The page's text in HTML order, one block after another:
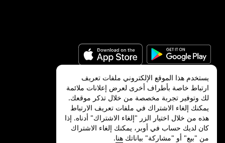
©
2026شركة Uber Technologies, Inc.‎
يستخدم هذا الموقع الإلكتروني ملفات تعريف
ارتباط خاصة بأطراف أخرى لعرض إعلانات ملائمة
لك وتوفير تجربة مخصصة من خلال تذكر موقعك.
يمكنك إلغاء الاشتراك في ملفات تعريف الارتباط
هذه من خلال اختيار الزر "إلغاء الاشتراك" أدناه. إذا
كان لديك حساب في أوبر، يمكنك إلغاء الاشتراك
من "بيع" أو "مشاركة" بياناتك هنا.